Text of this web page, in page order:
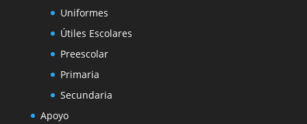
Uniformes
Útiles Escolares
Preescolar
Primaria
Secundaria
Apoyo